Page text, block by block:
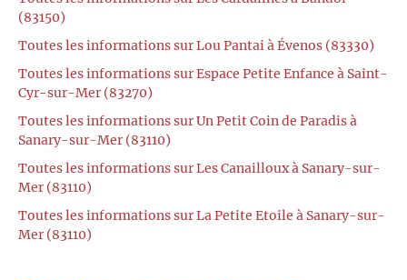
(83150)
Toutes les informations sur Lou Pantai à Évenos (83330)
Toutes les informations sur Espace Petite Enfance à Saint-
Cyr-sur-Mer (83270)
Toutes les informations sur Un Petit Coin de Paradis à
Sanary-sur-Mer (83110)
Toutes les informations sur Les Canailloux à Sanary-sur-
Mer (83110)
Toutes les informations sur La Petite Etoile à Sanary-sur-
Mer (83110)